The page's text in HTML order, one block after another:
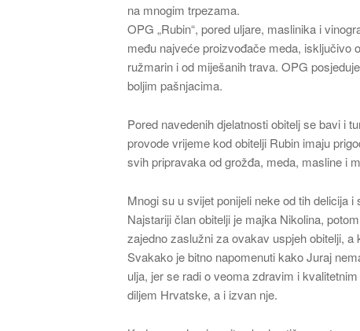
na mnogim trpezama.
OPG „Rubin“, pored uljare, maslinika i
među najveće proizvođače meda, isključivo
ružmarin i od miješanih trava. OPG
boljim pašnjacima.
Pored navedenih djelatnosti obitelj se bavi i
provode vrijeme kod obitelji Rubin imaju
svih pripravaka od grožđa, meda, masline i
Mnogi su u svijet ponijeli neke od tih delicija
Najstariji član obitelji je majka Nikolina,
zajedno zaslužni za ovakav uspjeh obitelji,
Svakako je bitno napomenuti kako Juraj
ulja, jer se radi o veoma zdravim i
diljem Hrvatske, a i izvan nje.